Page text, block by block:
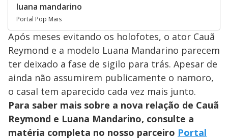
luana mandarino
Portal Pop Mais
Após meses evitando os holofotes, o ator Cauã
Reymond e a modelo Luana Mandarino parecem
ter deixado a fase de sigilo para trás. Apesar de
ainda não assumirem publicamente o namoro,
o casal tem aparecido cada vez mais junto.
Para saber mais sobre a nova relação de Cauã
Reymond e Luana Mandarino, consulte a
matéria completa no nosso parceiro Portal